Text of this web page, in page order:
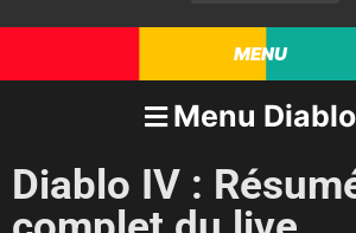
MENU
Menu
Diablo IV :